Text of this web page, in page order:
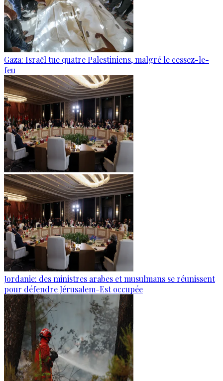
Gaza: Israël tue quatre Palestiniens, malgré le cessez-le-
feu
Jordanie: des ministres arabes et musulmans se réunissent
pour défendre Jérusalem-Est occupée